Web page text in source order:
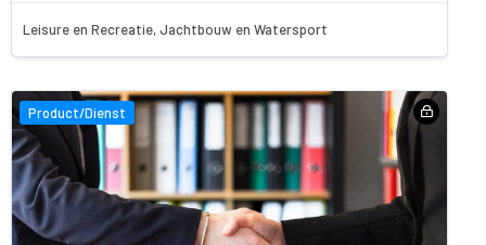
Leisure en Recreatie, Jachtbouw en Watersport
Product/Dienst